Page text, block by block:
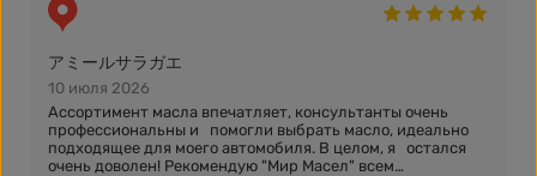
アミールサラガエ
10 июля 2026
Ассортимент масла впечатляет, консультанты очень
профессиональны и помогли выбрать масло, идеально
подходящее для моего автомобиля. В целом, я остался
очень доволен! Рекомендую "Мир Масел" всем